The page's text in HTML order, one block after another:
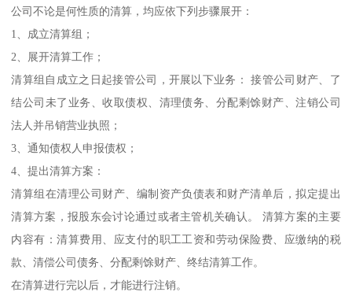
公司不论是何性质的清算，均应依下列步骤展开：
1、成立清算组；
2、展开清算工作；
清算组自成立之日起接管公司，开展以下业务： 接管公司财产、了
结公司未了业务、收取债权、清理债务、分配剩馀财产、注销公司
法人并吊销营业执照；
3、通知债权人申报债权；
4、提出清算方案：
清算组在清理公司财产、编制资产负债表和财产清单后，拟定提出
清算方案，报股东会讨论通过或者主管机关确认。 清算方案的主要
内容有：清算费用、应支付的职工工资和劳动保险费、应缴纳的税
款、清偿公司债务、分配剩馀财产、终结清算工作。
在清算进行完以后，才能进行注销。